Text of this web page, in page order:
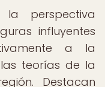
perspectiva
influyentes
a la
teorías de la
Destacan